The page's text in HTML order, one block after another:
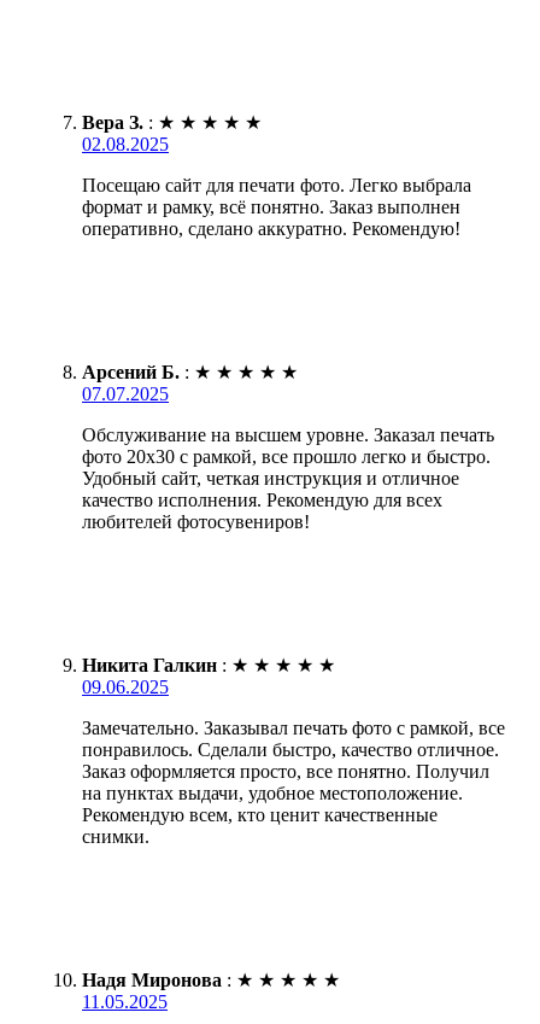
Вера З. : ★ ★ ★ ★ ★
02.08.2025
Посещаю сайт для печати фото. Легко выбрала
формат и рамку, всё понятно. Заказ выполнен
оперативно, сделано аккуратно. Рекомендую!
Арсений Б. : ★ ★ ★ ★ ★
07.07.2025
Обслуживание на высшем уровне. Заказал печать
фото 20х30 с рамкой, все прошло легко и быстро.
Удобный сайт, четкая инструкция и отличное
качество исполнения. Рекомендую для всех
любителей фотосувениров!
Никита Галкин : ★ ★ ★ ★ ★
09.06.2025
Замечательно. Заказывал печать фото с рамкой, все
понравилось. Сделали быстро, качество отличное.
Заказ оформляется просто, все понятно. Получил
на пунктах выдачи, удобное местоположение.
Рекомендую всем, кто ценит качественные
снимки.
Надя Миронова : ★ ★ ★ ★ ★
11.05.2025